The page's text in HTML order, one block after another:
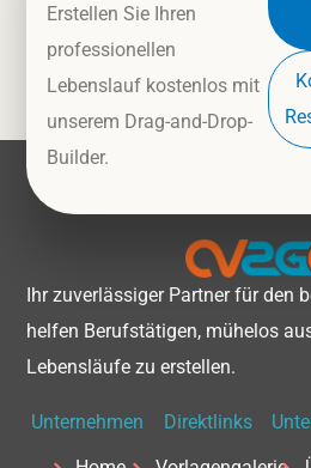
Erstellen Sie Ihren
professionellen
Lebenslauf kostenlos mit
unserem Drag-and-Drop-
Builder.
Ihr zuverlässiger Partner für den
helfen Berufstätigen, mühelos
Lebensläufe zu erstellen.
Unternehmen
Direktlinks